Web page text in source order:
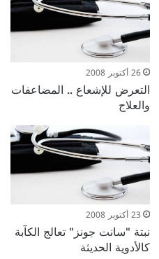
26 أكتوبر 2008
التعرض للإشعاع .. المضاعفات
والعلاج
23 أكتوبر 2008
نبتة "سانت جونز" تعالج الكآبة
كالأدوية الحديثة